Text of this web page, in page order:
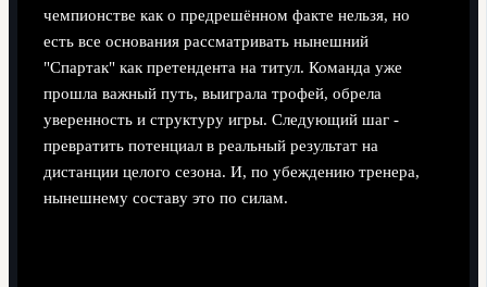
чемпионстве как о предрешённом факте нельзя, но
есть все основания рассматривать нынешний
"Спартак" как претендента на титул. Команда уже
прошла важный путь, выиграла трофей, обрела
уверенность и структуру игры. Следующий шаг -
превратить потенциал в реальный результат на
дистанции целого сезона. И, по убеждению тренера,
нынешнему составу это по силам.